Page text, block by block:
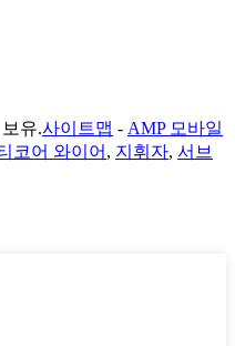
유.사이트맵 - AMP 모바일
코어 와이어 , 지휘자, 서브